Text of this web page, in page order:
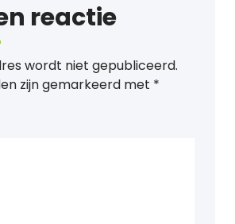
reactie
wordt niet gepubliceerd.
zijn gemarkeerd met *